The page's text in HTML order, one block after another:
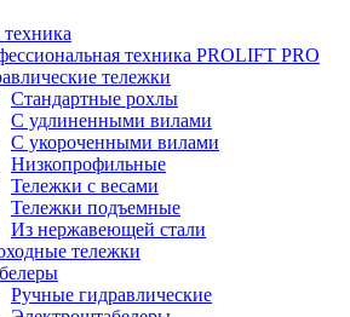
техника PROLIFT PRO
тележки
Стандартные рохлы
С удлиненными вилами
С укороченными вилами
Низкопрофильные
Тележки с весами
Тележки подъемные
Из нержавеющей стали
тележки
Ручные гидравлические